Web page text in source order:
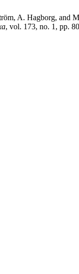
A. Hagborg, and
, vol. 173, no. 1, pp.